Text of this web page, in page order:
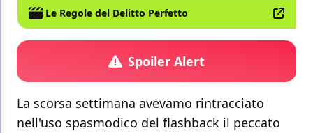
Le Regole del Delitto Perfetto
Spoiler Alert
La scorsa settimana avevamo rintracciato
nell'uso spasmodico del flashback il peccato